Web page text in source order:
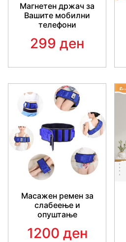
Магнетен држач за
Вашите мобилни
телефони
299 ден
Масажен ремен за
слабеење и
опуштање
1200 ден